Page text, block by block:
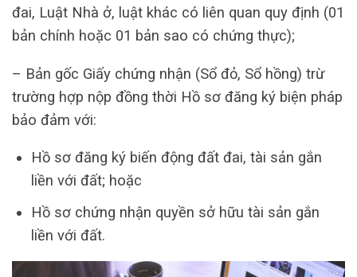
đai, Luật Nhà ở, luật khác có liên quan quy định (01
bản chính hoặc 01 bản sao có chứng thực);
– Bản gốc Giấy chứng nhận (Sổ đỏ, Sổ hồng) trừ
trường hợp nộp đồng thời Hồ sơ đăng ký biện pháp
bảo đảm với:
Hồ sơ đăng ký biến động đất đai, tài sản gắn
liền với đất; hoặc
Hồ sơ chứng nhận quyền sở hữu tài sản gắn
liền với đất.